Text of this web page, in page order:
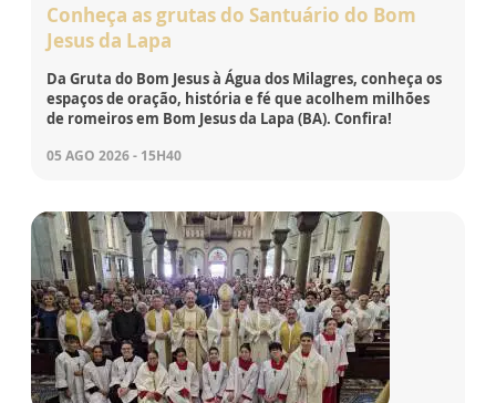
Conheça as grutas do Santuário do Bom
Jesus da Lapa
Da Gruta do Bom Jesus à Água dos Milagres, conheça os
espaços de oração, história e fé que acolhem milhões
de romeiros em Bom Jesus da Lapa (BA). Confira!
05 AGO 2026 - 15H40